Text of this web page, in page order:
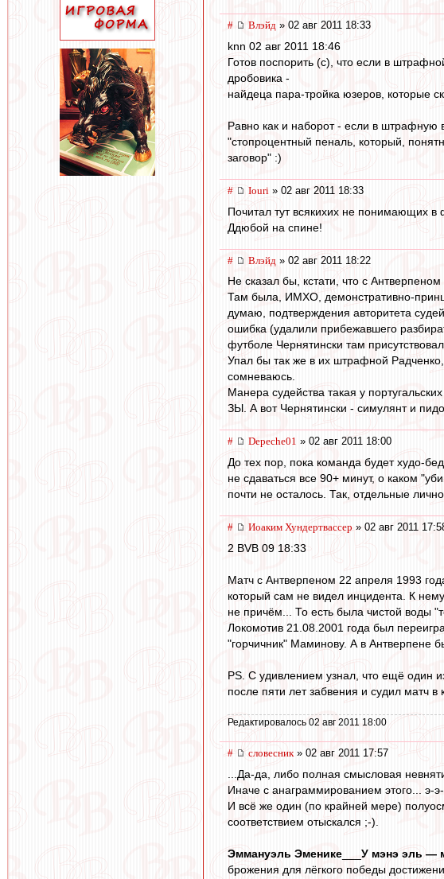
# Влэйд » 02 авг 2011 18:33
knn 02 авг 2011 18:46
Готов поспорить (с), что если в
дробовика -
найдеца пара-тройка юзеров, которые
Равно как и наборот - если в штрафную
"стопроцентный пеналь, который,
заговор" :)
# Iouri » 02 авг 2011 18:33
Почитал тут всякихих не понимающих в
Ддюбой на спине!
# Влэйд » 02 авг 2011 18:22
Не сказал бы, кстати, что с
Там была, ИМХО, демонстративно-
думаю, подтверждения авторитета
ошибка (удалили прибежавшего
футболе Чернятински там
Упал бы так же в их штрафной
сомневаюсь.
Манера судейства такая у
ЗЫ. А вот Чернятински - симулянт и
# Depeche01 » 02 авг 2011 18:00
До тех пор, пока команда будет худо-
не сдаваться все 90+ минут, о каком
почти не осталось. Так, отдельные
# Иоаким Хундертвассер » 02 авг 2011
2 BVB 09 18:33
Матч с Антверпеном 22 апреля 1993
который сам не видел инцидента. К
не причём... То есть была чистой воды
Локомотив 21.08.2001 года был
"горчичник" Маминову. А в Антверпене
PS. С удивлением узнал, что ещё один
после пяти лет забвения и судил матч в
Редактировалось 02 авг 2011 18:00
# словесник » 02 авг 2011 17:57
...Да-да, либо полная смысловая
Иначе с анаграммированием этого... э-
И всё же один (по крайней мере)
соответствием отыскался ;-).
Эммануэль Эменике У мэнэ эль —
брожения для лёгкого победы